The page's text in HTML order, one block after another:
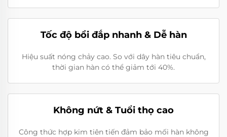
Tốc độ bồi đắp nhanh & Dễ hàn
Hiệu suất nóng chảy cao. So với dây hàn tiêu chuẩn,
thời gian hàn có thể giảm tới 40%.
Không nứt & Tuổi thọ cao
Công thức hợp kim tiên tiến đảm bảo mối hàn không